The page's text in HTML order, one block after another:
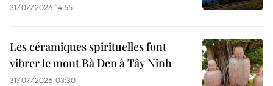
31/07/2026 14:55
Les céramiques spirituelles font
vibrer le mont Bà Den à Tây Ninh
31/07/2026 03:30